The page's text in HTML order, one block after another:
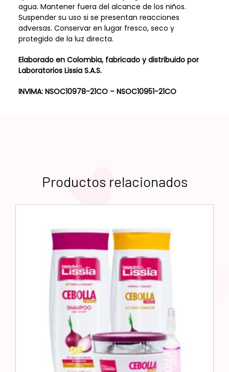
agua. Mantener fuera del alcance de los niños.
Suspender su uso si se presentan reacciones
adversas. Conservar en lugar fresco, seco y
protegido de la luz directa.
Elaborado en Colombia, fabricado y distribuido por
Laboratorios Lissia S.A.S.
INVIMA: NSOC10978-21CO – NSOC10951-21CO
Productos relacionados